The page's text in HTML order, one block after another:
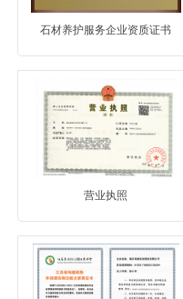
石材养护服务企业资质证书
营业执照